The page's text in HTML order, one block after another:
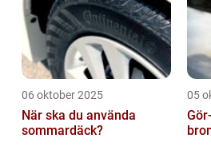
06 oktober 2025
När ska du använda
sommardäck?
05